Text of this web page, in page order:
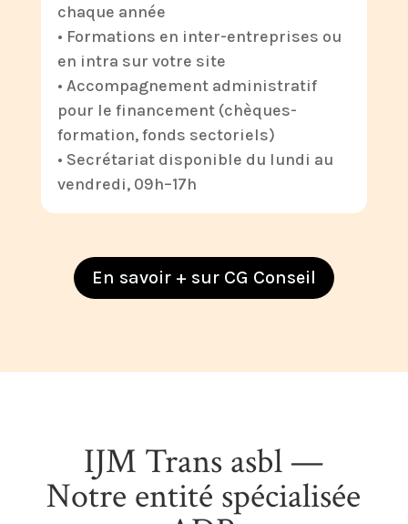
chaque année
• Formations en inter-entreprises ou
en intra sur votre site
• Accompagnement administratif
pour le financement (chèques-
formation, fonds sectoriels)
• Secrétariat disponible du lundi au
vendredi, 09h–17h
En savoir + sur CG Conseil
IJM Trans asbl —
Notre entité spécialisée